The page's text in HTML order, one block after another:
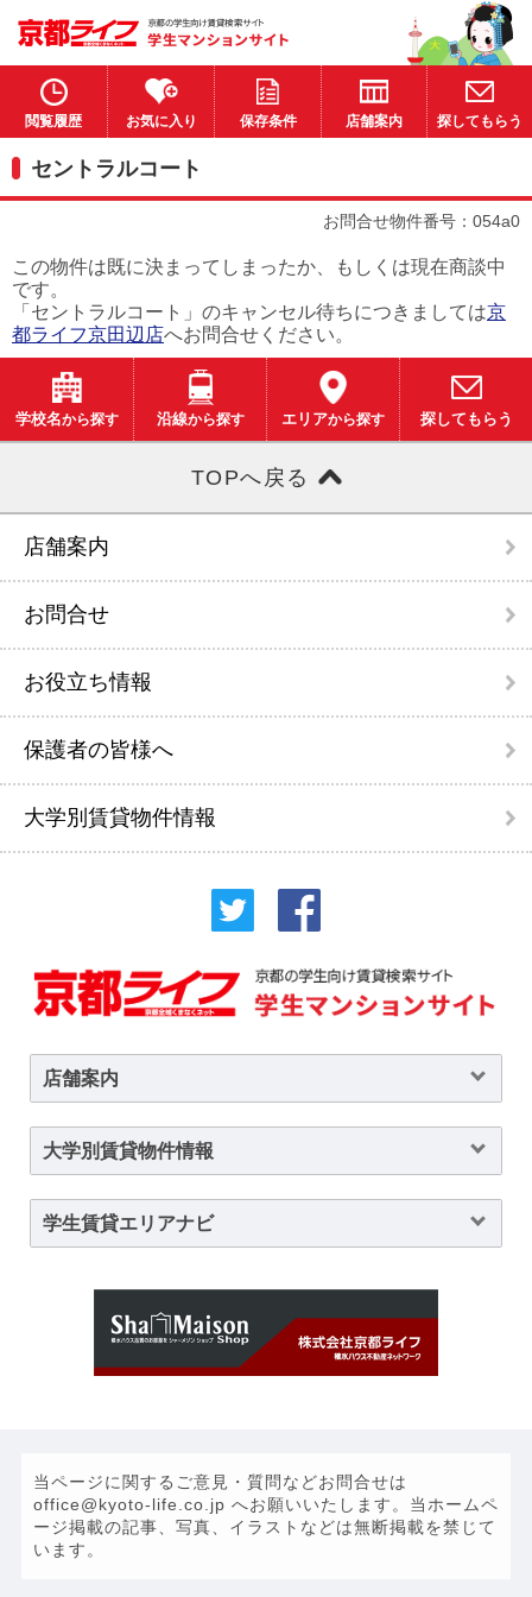
閲覧履歴 お気に入り 保存条件 店舗案内 探してもらう
セントラルコート
お問合せ物件番号：054a0
この物件は既に決まってしまったか、もしくは現在商談中
です。
「セントラルコート」のキャンセル待ちにつきましては京
都ライフ京田辺店へお問合せください。
学校名から探す 沿線から探す エリアから探す 探してもらう
TOPへ戻る
店舗案内
お問合せ
お役立ち情報
保護者の皆様へ
大学別賃貸物件情報
店舗案内
大学別賃貸物件情報
学生賃貸エリアナビ
当ページに関するご意見・質問などお問合せは
office@kyoto-life.co.jp へお願いいたします。当ホームペ
ージ掲載の記事、写真、イラストなどは無断掲載を禁じて
います。